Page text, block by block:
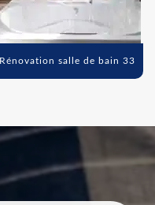
Rénovation salle de bain 33